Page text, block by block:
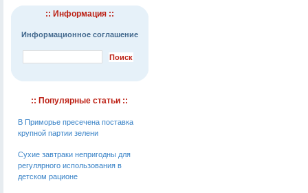
:: Информация ::
Информационное соглашение
:: Популярные статьи ::
В Приморье пресечена поставка
крупной партии зелени
Cухие завтраки непригодны для
регулярного использования в
детском рационе